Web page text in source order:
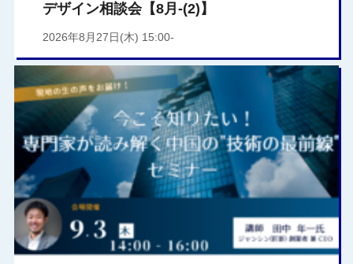
デザイン相談会【8月-(2)】
2026年8月27日(木) 15:00-